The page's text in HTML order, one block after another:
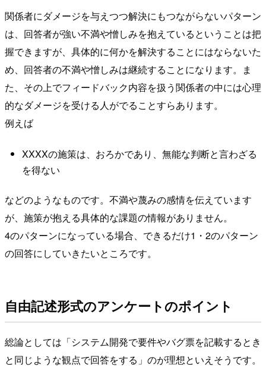
関係者にダメージを与えつつ解決にもつながらないパターン
は、回答者が強い不満や憎しみを抱えているということは把
握できますが、具体的に何かを解決することにはならないた
め、回答者の不満や憎しみは継続することになります。ま
た、その上でフィードバック内容を扱う関係者の中には心理
的なダメージを受ける人がでることすらあります。
例えば
XXXXの施策は、おろかであり、無能な判断と言わざる
を得ない
などのようなものです。不満や蔑みの感情を伝えています
が、施策が抱える具体的な課題の情報がありません。
4のパターンになっている場合、できるだけ1・2のパターン
の回答にしていきたいところです。
自由記述形式のアンケートのポイント
総論としては「システム開発で要件やバグ票を記載するとき
と同じような観点で回答をする」のが理想といえそうです。